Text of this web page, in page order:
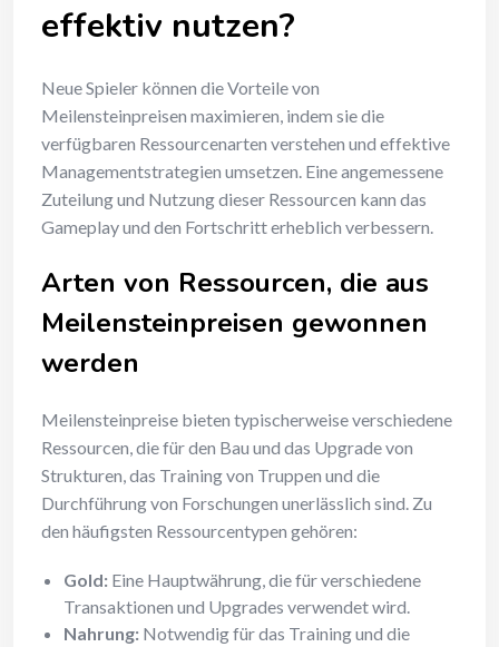
effektiv nutzen?
Neue Spieler können die Vorteile von
Meilensteinpreisen maximieren, indem sie die
verfügbaren Ressourcenarten verstehen und effektive
Managementstrategien umsetzen. Eine angemessene
Zuteilung und Nutzung dieser Ressourcen kann das
Gameplay und den Fortschritt erheblich verbessern.
Arten von Ressourcen, die aus
Meilensteinpreisen gewonnen
werden
Meilensteinpreise bieten typischerweise verschiedene
Ressourcen, die für den Bau und das Upgrade von
Strukturen, das Training von Truppen und die
Durchführung von Forschungen unerlässlich sind. Zu
den häufigsten Ressourcentypen gehören:
Gold: Eine Hauptwährung, die für verschiedene
Transaktionen und Upgrades verwendet wird.
Nahrung: Notwendig für das Training und die